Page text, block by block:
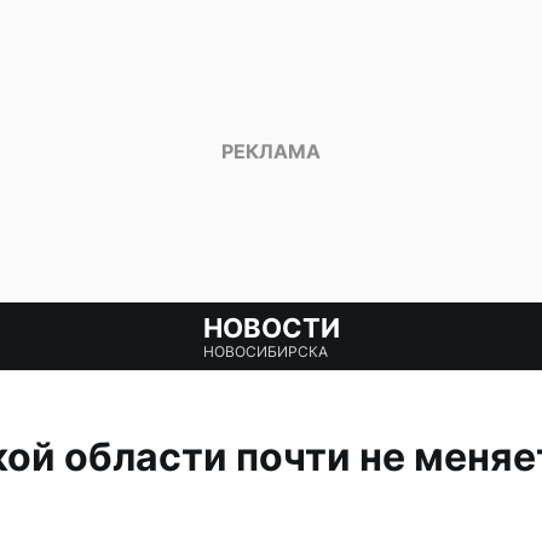
НОВОСТИ
НОВОСИБИРСКА
области почти не